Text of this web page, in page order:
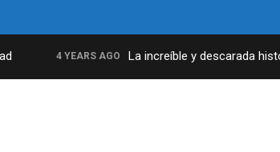
4 YEARS AGO La increíble y descarada